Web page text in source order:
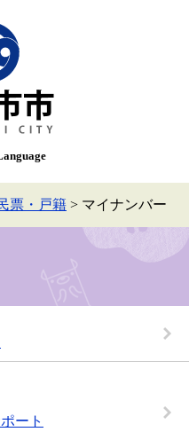
票・戸籍 > マイナンバー
ート